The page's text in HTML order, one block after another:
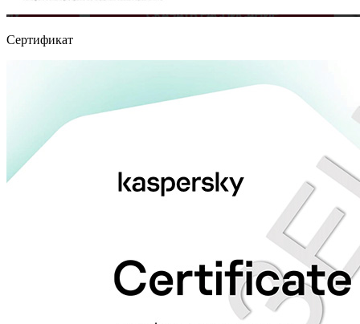
Сертификат